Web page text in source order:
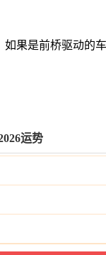
果是前桥驱动的
运势